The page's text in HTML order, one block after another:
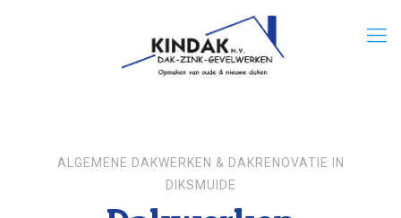
ALGEMENE DAKWERKEN & DAKRENOVATIE IN
DIKSMUIDE